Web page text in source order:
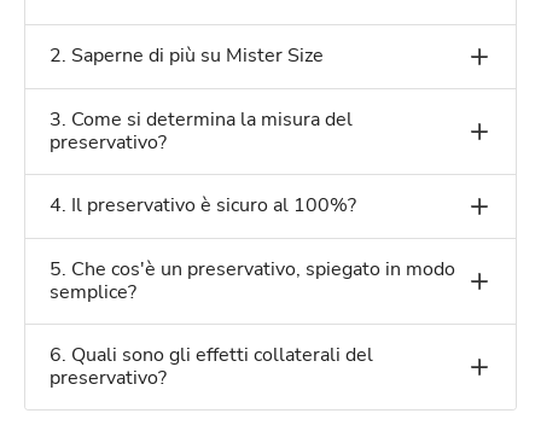
2. Saperne di più su Mister Size
3. Come si determina la misura del
preservativo?
4. Il preservativo è sicuro al 100%?
5. Che cos'è un preservativo, spiegato in modo
semplice?
6. Quali sono gli effetti collaterali del
preservativo?